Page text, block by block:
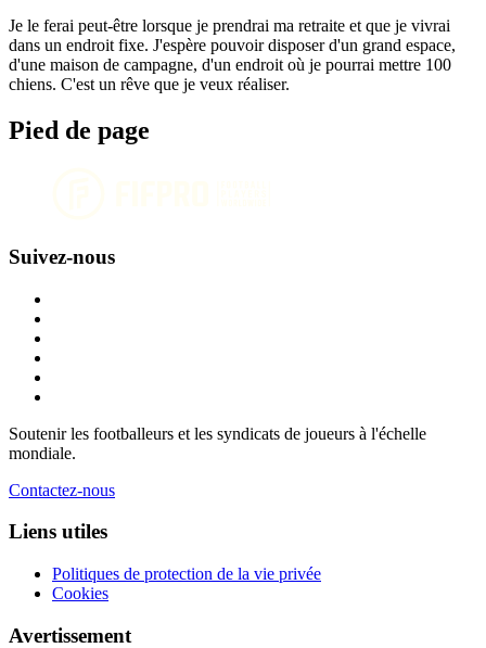
Je le ferai peut-être lorsque je prendrai ma retraite et que je vivrai
dans un endroit fixe. J'espère pouvoir disposer d'un grand espace,
d'une maison de campagne, d'un endroit où je pourrai mettre 100
chiens. C'est un rêve que je veux réaliser.
Pied de page
Suivez-nous
Soutenir les footballeurs et les syndicats de joueurs à l'échelle
mondiale.
Contactez-nous
Liens utiles
Politiques de protection de la vie privée
Cookies
Avertissement